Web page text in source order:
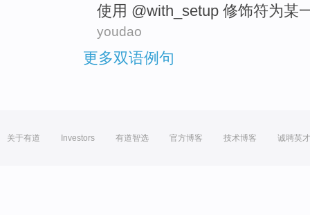
使用 @with_setup 修饰符为某
youdao
更多双语例句
关于有道 Investors 有道智选 官方博客 技术博客 诚聘英才